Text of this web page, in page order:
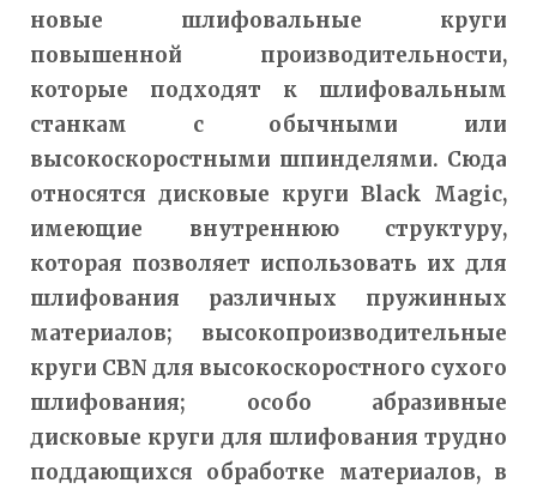
новые шлифовальные круги
повышенной производительности,
которые подходят к шлифовальным
станкам с обычными или
высокоскоростными шпинделями. Сюда
относятся дисковые круги Black Magic,
имеющие внутреннюю структуру,
которая позволяет использовать их для
шлифования различных пружинных
материалов; высокопроизводительные
круги CBN для высокоскоростного сухого
шлифования; особо абразивные
дисковые круги для шлифования трудно
поддающихся обработке материалов, в